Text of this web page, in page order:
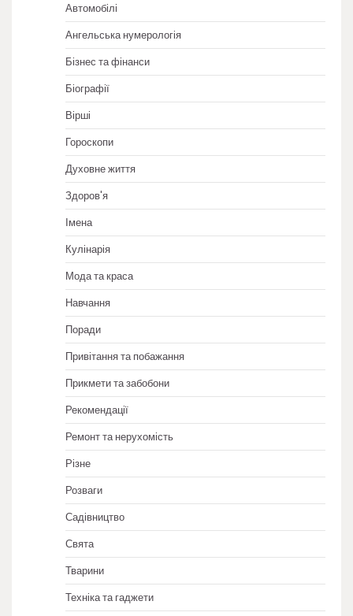
Автомобілі
Ангельська нумерологія
Бізнес та фінанси
Біографії
Вірші
Гороскопи
Духовне життя
Здоров'я
Імена
Кулінарія
Мода та краса
Навчання
Поради
Привітання та побажання
Прикмети та забобони
Рекомендації
Ремонт та нерухомість
Різне
Розваги
Садівництво
Свята
Тварини
Техніка та гаджети